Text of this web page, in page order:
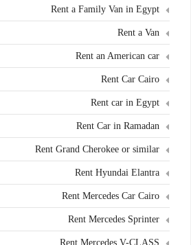
Rent a Family Van in Egypt
Rent a Van
Rent an American car
Rent Car Cairo
Rent car in Egypt
Rent Car in Ramadan
Rent Grand Cherokee or similar
Rent Hyundai Elantra
Rent Mercedes Car Cairo
Rent Mercedes Sprinter
Rent Mercedes V-CLASS